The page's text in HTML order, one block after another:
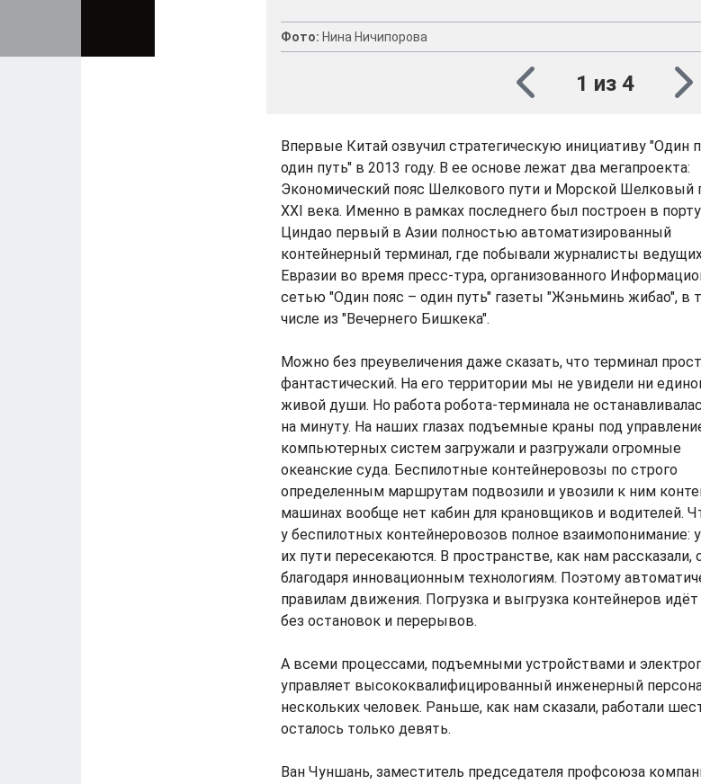
Фото: Нина Ничипорова
1 из 4
Впервые Китай озвучил стратегическую инициативу "Один
один путь" в 2013 году. В ее основе лежат два мегапроекта:
Экономический пояс Шелкового пути и Морской Шелковый
XXI века. Именно в рамках последнего был построен в порту
Циндао первый в Азии полностью автоматизированный
контейнерный терминал, где побывали журналисты
Евразии во время пресс-тура, организованного
сетью "Один пояс – один путь" газеты "Жэньминь жибао", в
числе из "Вечернего Бишкека".
Можно без преувеличения даже сказать, что терминал
фантастический. На его территории мы не увидели ни
живой души. Но работа робота-терминала не
на минуту. На наших глазах подъемные краны под
компьютерных систем загружали и разгружали огромные
океанские суда. Беспилотные контейнеровозы по строго
определенным маршрутам подвозили и увозили к ним
машинах вообще нет кабин для крановщиков и водителей.
у беспилотных контейнеровозов полное взаимопонимание:
их пути пересекаются. В пространстве, как нам
благодаря инновационным технологиям. Поэтому
правилам движения. Погрузка и выгрузка контейнеров
без остановок и перерывов.
А всеми процессами, подъемными устройствами и
управляет высококвалифицированный инженерный
нескольких человек. Раньше, как нам сказали, работали
осталось только девять.
Ван Чуншань, заместитель председателя профсоюза